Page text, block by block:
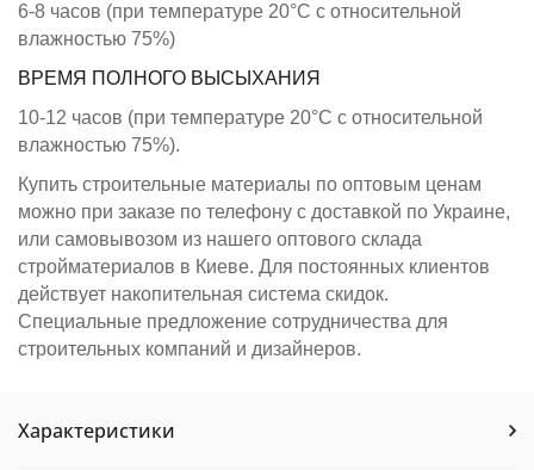
6-8 часов (при температуре 20°C с относительной
влажностью 75%)
ВРЕМЯ ПОЛНОГО ВЫСЫХАНИЯ
10-12 часов (при температуре 20°C с относительной
влажностью 75%).
Купить строительные материалы по оптовым ценам
можно при заказе по телефону с доставкой по Украине,
или самовывозом из нашего оптового склада
стройматериалов в Киеве. Для постоянных клиентов
действует накопительная система скидок.
Специальные предложение сотрудничества для
строительных компаний и дизайнеров.
Характеристики